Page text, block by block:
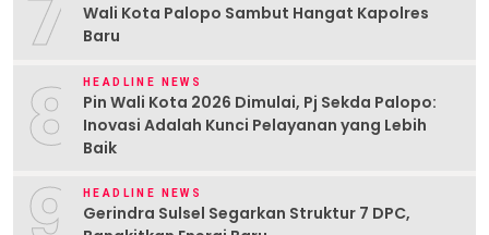
Wali Kota Palopo Sambut Hangat Kapolres
Baru
8 HEADLINE NEWS
Pin Wali Kota 2026 Dimulai, Pj Sekda Palopo:
Inovasi Adalah Kunci Pelayanan yang Lebih
Baik
HEADLINE NEWS
Gerindra Sulsel Segarkan Struktur 7 DPC,